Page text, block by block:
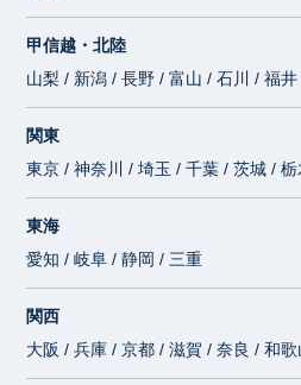
甲信越・北陸
山梨 / 新潟 / 長野 / 富山 / 石川 / 福井
関東
東京 / 神奈川 / 埼玉 / 千葉 / 茨城 /
東海
愛知 / 岐阜 / 静岡 / 三重
関西
大阪 / 兵庫 / 京都 / 滋賀 / 奈良 / 和歌